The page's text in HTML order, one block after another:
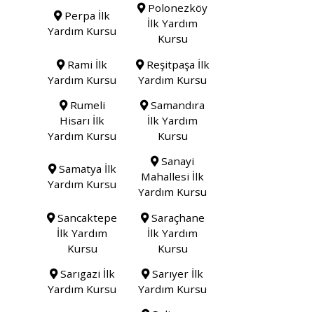
Perpa İlk
Yardım Kursu
Polonezköy
İlk Yardım
Kursu
Rami İlk
Yardım Kursu
Reşitpaşa İlk
Yardım Kursu
Rumeli
Hisarı İlk
Yardım Kursu
Samandıra
İlk Yardım
Kursu
Samatya İlk
Yardım Kursu
Sanayi
Mahallesi İlk
Yardım Kursu
Sancaktepe
İlk Yardım
Kursu
Saraçhane
İlk Yardım
Kursu
Sarıgazi İlk
Yardım Kursu
Sarıyer İlk
Yardım Kursu